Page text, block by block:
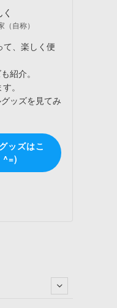
自称）
て、楽しく便
紹介。
。
ッズを見てみ
ッズはこ
^=)